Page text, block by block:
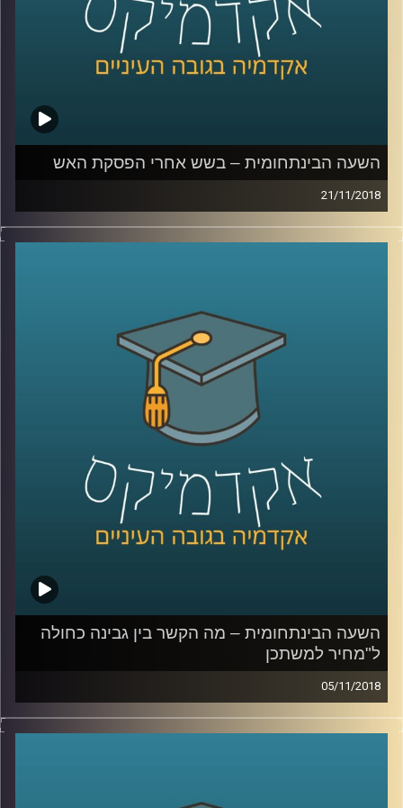
AudioVersity
השעה הבינתחומית – בשש אחרי הפסקת האש
21/11/2018
מה הקשר בין מדיניות אובמה במזרח התיכון
במלחמה הבאה בצפון? פרופסור בועז גנור
משרטט את מפת האיומים הביטחוניים במזרח
התיכון, מזהיר מפני השאננות שעלולה להחזיר
אותנו לטראומה של מלחמת יום הכיפורים וגם –
האם יתכן וכל ארסנל הרקטות האדיר של
חיזבאללה כלל לא נועד לשימוש
קרדיט תמונות:AudioVersity
השעה הבינתחומית – מה הקשר בין גבינה כחולה
ל"מחיר למשתכן
05/11/2018
פרופסור עומר מואב עומד על הקשר בין האיכות
בעיניו תכנית להגרלת אלפי מזוודות עם חצי